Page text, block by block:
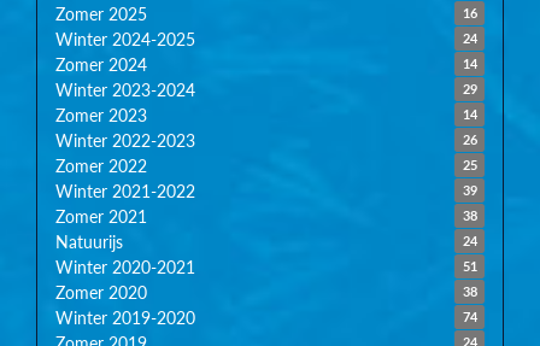
16
Zomer 2025
24
Winter 2024-2025
14
Zomer 2024
29
Winter 2023-2024
14
Zomer 2023
26
Winter 2022-2023
25
Zomer 2022
39
Winter 2021-2022
38
Zomer 2021
24
Natuurijs
51
Winter 2020-2021
38
Zomer 2020
74
Winter 2019-2020
24